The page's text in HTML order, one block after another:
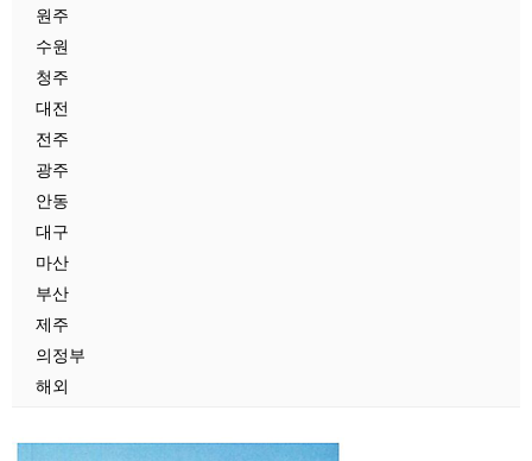
원주
수원
청주
대전
전주
광주
안동
대구
마산
부산
제주
의정부
해외